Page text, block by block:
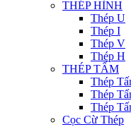
THÉP HÌNH
Thép U
Thép I
Thép V
Thép H
THÉP TẤM
Thép
Thép
Thép
Cọc Cừ Thép